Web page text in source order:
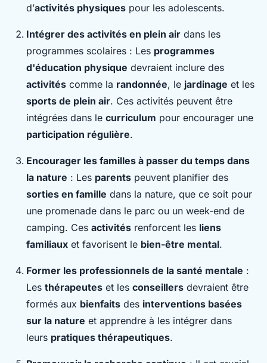
d’activités physiques pour les adolescents.
Intégrer des activités en plein air dans les
programmes scolaires : Les programmes
d'éducation physique devraient inclure des
activités comme la randonnée, le jardinage et les
sports de plein air. Ces activités peuvent être
intégrées dans le curriculum pour encourager une
participation régulière.
Encourager les familles à passer du temps dans
la nature : Les parents peuvent planifier des
sorties en famille dans la nature, que ce soit pour
une promenade dans le parc ou un week-end de
camping. Ces activités renforcent les liens
familiaux et favorisent le bien-être mental.
Former les professionnels de la santé mentale :
Les thérapeutes et les conseillers devraient être
formés aux bienfaits des interventions basées
sur la nature et apprendre à les intégrer dans
leurs pratiques thérapeutiques.